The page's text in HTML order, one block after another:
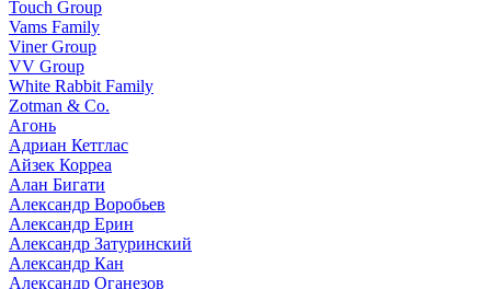
Touch Group
Vams Family
Viner Group
VV Group
White Rabbit Family
Zotman & Co.
Агонь
Адриан Кетглас
Айзек Корреа
Алан Бигати
Александр Воробьев
Александр Ерин
Александр Затуринский
Александр Кан
Александр Оганезов